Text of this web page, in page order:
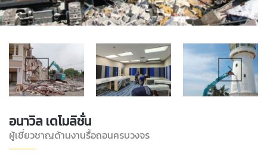
อนาวิล เดโมลิชั่น
ผู้เชี่ยวชาญด้านงานรื้อถอนครบวงจร